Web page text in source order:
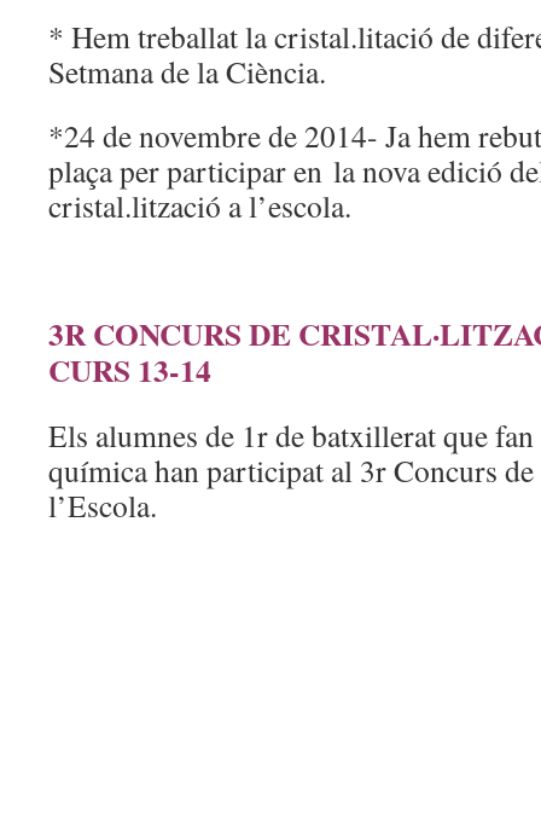
* Hem treballat la cristal.litació de
Setmana de la Ciència.
*24 de novembre de 2014- Ja hem
plaça per participar en la nova edició
cristal.lització a l’escola.
3R CONCURS DE
CURS 13-14
Els alumnes de 1r de batxillerat que fan
química han participat al 3r Concurs
l’Escola.